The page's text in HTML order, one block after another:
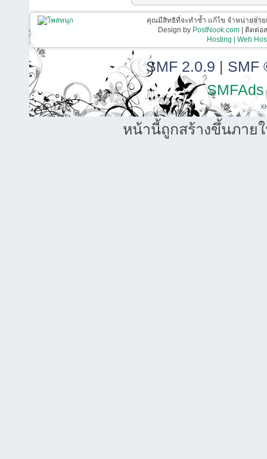
คุณมีสิทธิที่จะทำซ้ำ แก้ไข จำหน่ายจ่า
Design by PostNook.com| ติดต่อส
Hosting | Web
SMF 2.0.9 | SMF
SMFAds
หน้านี้ถูกสร้างขึ้นภาย